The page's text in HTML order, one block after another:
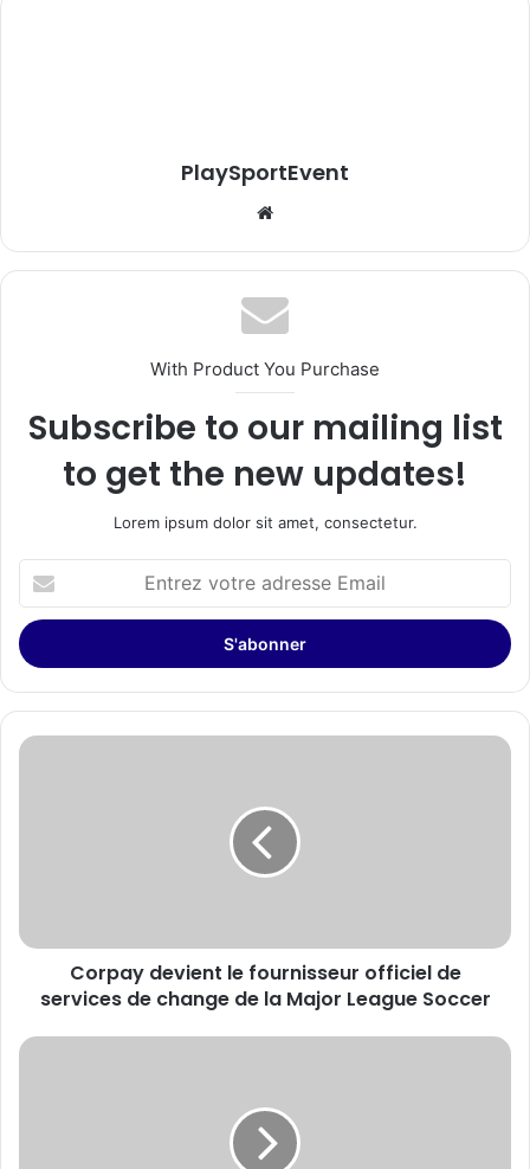
PlaySportEvent
With Product You Purchase
Subscribe to our mailing list
to get the new updates!
Lorem ipsum dolor sit amet, consectetur.
votre
adresse
Email
Corpay
change
League
Corpay devient le fournisseur officiel de
services de change de la Major League Soccer
Lenovo